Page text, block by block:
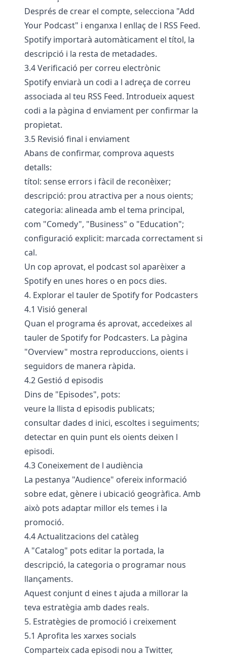
Després de crear el compte, selecciona "Add
Your Podcast" i enganxa l enllaç de l RSS Feed.
Spotify importarà automàticament el títol, la
descripció i la resta de metadades.
3.4 Verificació per correu electrònic
Spotify enviarà un codi a l adreça de correu
associada al teu RSS Feed. Introdueix aquest
codi a la pàgina d enviament per confirmar la
propietat.
3.5 Revisió final i enviament
Abans de confirmar, comprova aquests
detalls:
títol: sense errors i fàcil de reconèixer;
descripció: prou atractiva per a nous oients;
categoria: alineada amb el tema principal,
com "Comedy", "Business" o "Education";
configuració explicit: marcada correctament si
cal.
Un cop aprovat, el podcast sol aparèixer a
Spotify en unes hores o en pocs dies.
4. Explorar el tauler de Spotify for Podcasters
4.1 Visió general
Quan el programa és aprovat, accedeixes al
tauler de Spotify for Podcasters. La pàgina
"Overview" mostra reproduccions, oients i
seguidors de manera ràpida.
4.2 Gestió d episodis
Dins de "Episodes", pots:
veure la llista d episodis publicats;
consultar dades d inici, escoltes i seguiments;
detectar en quin punt els oients deixen l
episodi.
4.3 Coneixement de l audiència
La pestanya "Audience" ofereix informació
sobre edat, gènere i ubicació geogràfica. Amb
això pots adaptar millor els temes i la
promoció.
4.4 Actualitzacions del catàleg
A "Catalog" pots editar la portada, la
descripció, la categoria o programar nous
llançaments.
Aquest conjunt d eines t ajuda a millorar la
teva estratègia amb dades reals.
5. Estratègies de promoció i creixement
5.1 Aprofita les xarxes socials
Comparteix cada episodi nou a Twitter,